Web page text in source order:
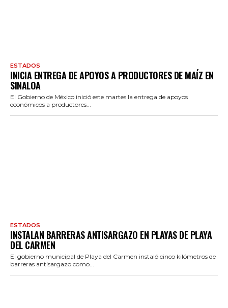
ESTADOS
INICIA ENTREGA DE APOYOS A PRODUCTORES DE MAÍZ EN
SINALOA
El Gobierno de México inició este martes la entrega de apoyos
económicos a productores...
ESTADOS
INSTALAN BARRERAS ANTISARGAZO EN PLAYAS DE PLAYA
DEL CARMEN
El gobierno municipal de Playa del Carmen instaló cinco kilómetros de
barreras antisargazo como...